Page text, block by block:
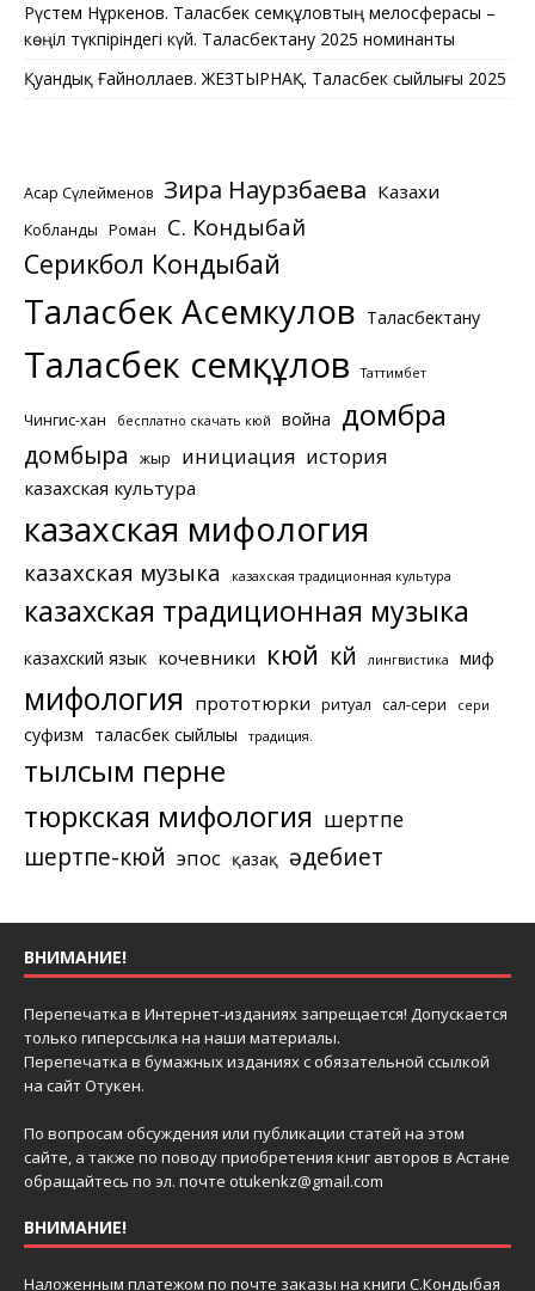
Рүстем Нұркенов. Таласбек Әсемқұловтың мелосферасы –
көңіл түкпіріндегі күй. Таласбектану 2025 номинанты
Қуандық Ғайноллаев. ЖЕЗТЫРНАҚ. Таласбек сыйлығы 2025
Асқар Сүлейменов Зира Наурзбаева Казахи
Кобланды Роман С. Кондыбай
Серикбол Кондыбай
Таласбек Асемкулов Таласбектану
Таласбек Әсемқұлов Таттимбет
Чингис-хан бесплатно скачать кюй война домбра
домбыра жыр инициация история
казахская культура
казахская мифология
казахская музыка казахская традиционная культура
казахская традиционная музыка
казахский язык кочевники кюй күй лингвистика миф
мифология прототюрки ритуал сал-сери сери
суфизм таласбек сыйлығы традиция.
тылсым перне
тюркская мифология шертпе
шертпе-кюй эпос қазақ әдебиет
ВНИМАНИЕ!
Перепечатка в Интернет-изданиях запрещается! Допускается
только гиперссылка на наши материалы.
Перепечатка в бумажных изданиях с обязательной ссылкой
на сайт Отукен.
По вопросам обсуждения или публикации статей на этом
сайте, а также по поводу приобретения книг авторов в Астане
обращайтесь по эл. почте otukenkz@gmail.com
ВНИМАНИЕ!
Наложенным платежом по почте заказы на книги С.Кондыбая